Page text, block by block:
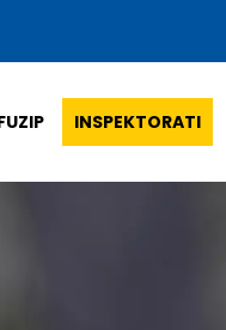
INSPEKTORATI